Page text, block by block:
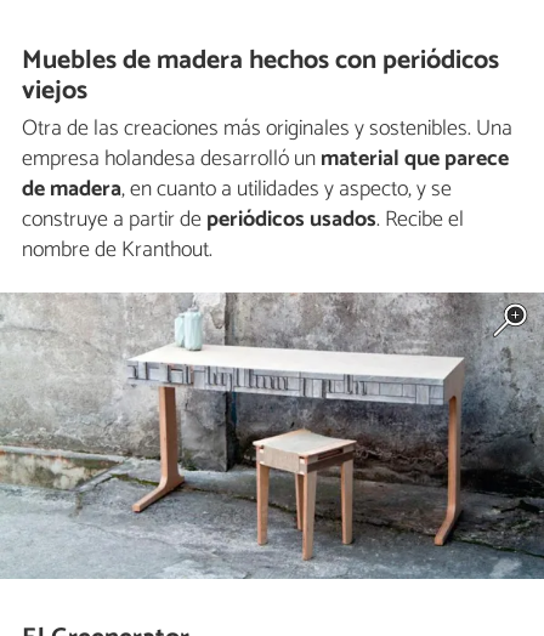
Muebles de madera hechos con periódicos
viejos
Otra de las creaciones más originales y sostenibles. Una
empresa holandesa desarrolló unmaterial que parece
de madera, en cuanto a utilidades y aspecto, y se
construye a partir deperiódicos usados. Recibe el
nombre de Kranthout.